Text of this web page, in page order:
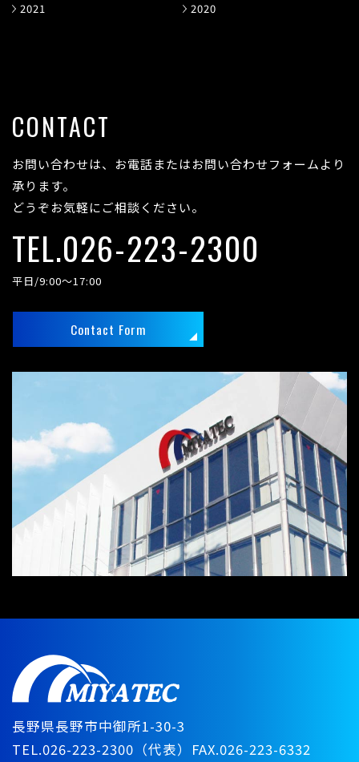
2021
2020
CONTACT
お問い合わせは、お電話またはお問い合わせフォームより
承ります。
どうぞお気軽にご相談ください。
TEL.026-223-2300
平日/9:00～17:00
Contact Form
長野県長野市中御所1-30-3
TEL.026-223-2300（代表） FAX.026-223-6332